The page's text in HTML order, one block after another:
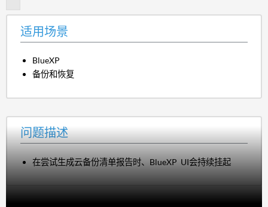
适用场景
BlueXP
备份和恢复
问题描述
在尝试生成云备份清单报告时、BlueXP UI会持续挂起